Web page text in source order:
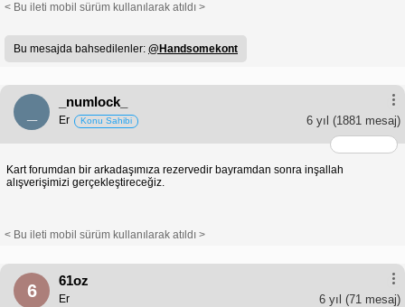
< Bu ileti mobil sürüm kullanılarak atıldı >
Bu mesajda bahsedilenler: @Handsomekont
_numlock_
6 yıl (1881 mesaj)
Er Konu Sahibi
Kart forumdan bir arkadaşımıza rezervedir bayramdan sonra inşallah
alışverişimizi gerçekleştireceğiz.
< Bu ileti mobil sürüm kullanılarak atıldı >
6
61oz
6 yıl (71 mesaj)
Er